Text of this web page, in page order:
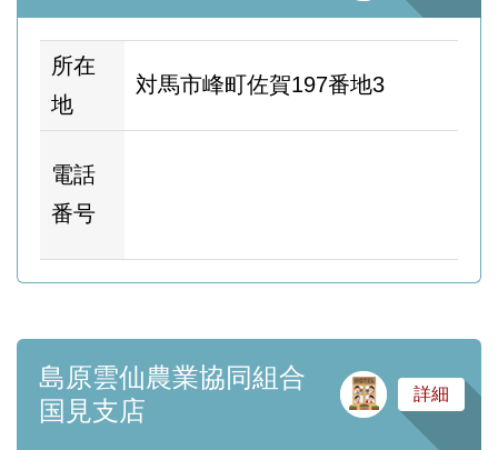
所在
地
対馬市峰町佐賀197番地3
電話
番号
島原雲仙農業協同組合
国見支店
サ
詳細